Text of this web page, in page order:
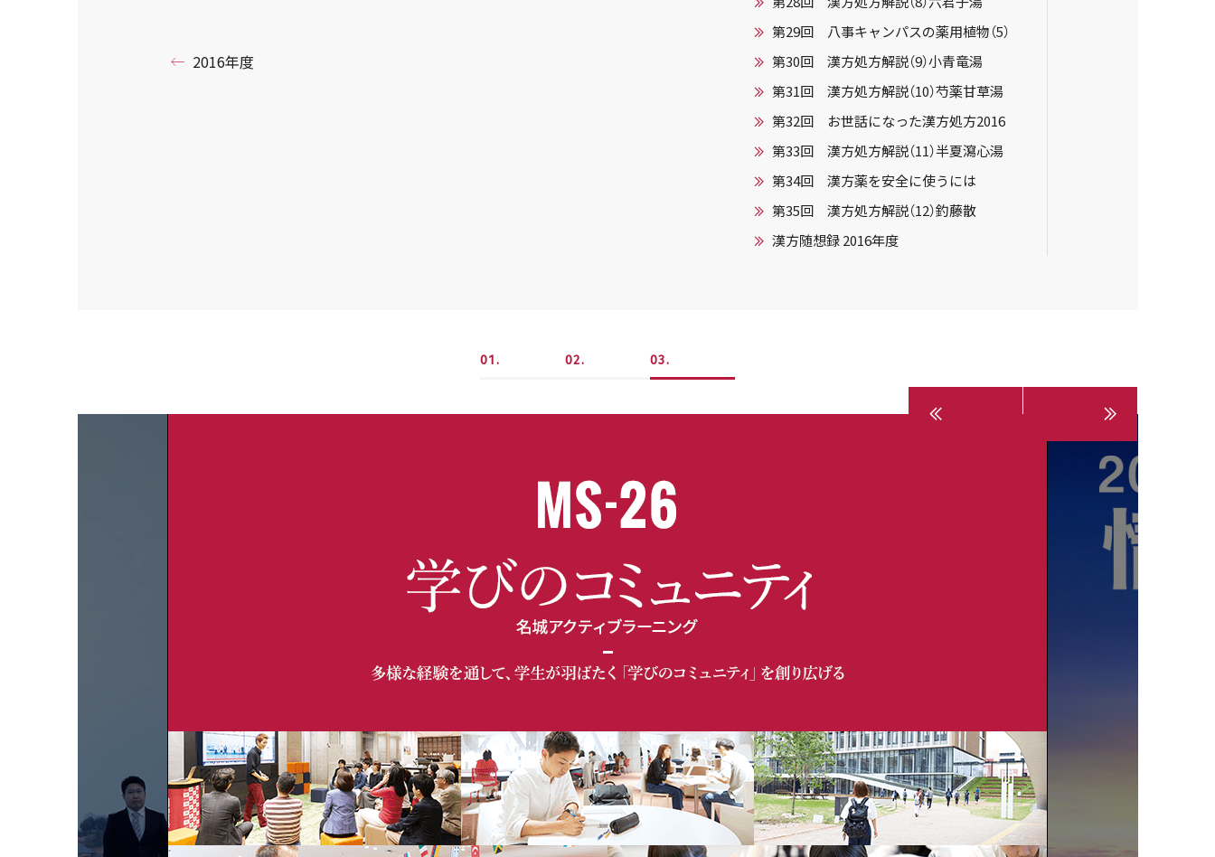
2016年度
第29回 八事キャンパスの薬用植物（5）
第30回 漢方処方解説（9）小青竜湯
第31回 漢方処方解説（10）芍薬甘草湯
第32回 お世話になった漢方処方2016
第33回 漢方処方解説（11）半夏瀉心湯
第34回 漢方薬を安全に使うには
第35回 漢方処方解説（12）釣藤散
漢方随想録 2016年度
1 2 3